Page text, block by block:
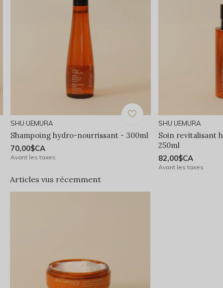
SHU UEMURA
Shampoing hydro-nourrissant - 300ml
70,00$CA
Avant les taxes
SHU UEMURA
Soin revitalisant
250ml
82,00$CA
Avant les taxes
Articles vus récemment